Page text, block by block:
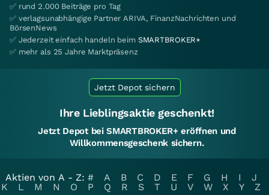
✅ rund 2.000 Beiträge pro Tag
✅ verlagsunabhängige Partner ARIVA, FinanzNachrichten und
BörsenNews
✅ Jederzeit einfach handeln beim SMARTBROKER+
✅ mehr als 25 Jahre Marktpräsenz
Jetzt Depot sichern
Ihre Lieblingsaktie geschenkt!
Jetzt Depot bei SMARTBROKER+ eröffnen und
Willkommensgeschenk sichern.
Aktien von A - Z: # A B C D E F G H I
J
K
L M N O P Q R S T U V W X Y
Z